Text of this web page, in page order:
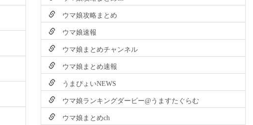
ウマ娘攻略まとめ
ウマ娘速報
ウマ娘まとめチャンネル
ウマ娘まとめ速報
うまぴょいNEWS
ウマ娘ランキングダービー@うますたぐらむ
ウマ娘まとめch